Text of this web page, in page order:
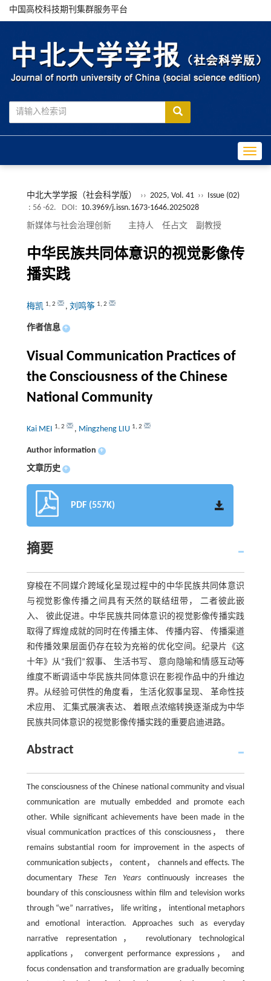
中国高校科技期刊集群服务平台
中北大学学报（社会科学版） ›› 2025, Vol. 41 ››
Issue (02)
: 56 -62.
DOI: 10.3969/j.issn.1673-1646.2025028
新媒体与社会治理创新 主持人 任占文 副教授
中华民族共同体意识的视觉影像传
播实践
梅凯 1, 2 , 刘鸣筝 1, 2
作者信息 +
Visual Communication Practices of
the Consciousness of the Chinese
National Community
Kai MEI 1, 2 , Mingzheng LIU 1, 2
Author information +
文章历史 +
PDF (557K)
摘要
穿梭在不同媒介跨域化呈现过程中的中华民族共同体意识
与视觉影像传播之间具有天然的联结纽带， 二者彼此嵌
入、 彼此促进。中华民族共同体意识的视觉影像传播实践
取得了辉煌成就的同时在传播主体、 传播内容、 传播渠道
和传播效果层面仍存在较为充裕的优化空间。纪录片《这
十年》从“我们”叙事、 生活书写、 意向隐喻和情感互动等
维度不断调适中华民族共同体意识在影视作品中的升维边
界。从经验可供性的角度看， 生活化叙事呈现、 革命性技
术应用、 汇集式展演表达、 着眼点浓缩转换逐渐成为中华
民族共同体意识的视觉影像传播实践的重要启迪进路。
Abstract
The consciousness of the Chinese national community and visual
communication are mutually embedded and promote each
other. While significant achievements have been made in the
visual communication practices of this consciousness， there
remains substantial room for improvement in the aspects of
communication subjects， content， channels and effects. The
documentary These Ten Yearscontinuously increases the
boundary of this consciousness within film and television works
through “we” narratives， life writing， intentional metaphors
and emotional interaction. Approaches such as everyday
narrative representation， revolutionary technological
applications， convergent performance expressions， and
focus condensation and transformation are gradually becoming